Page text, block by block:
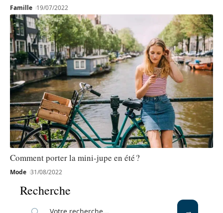
Famille 19/07/2022
Comment porter la mini-jupe en été ?
Mode 31/08/2022
Recherche